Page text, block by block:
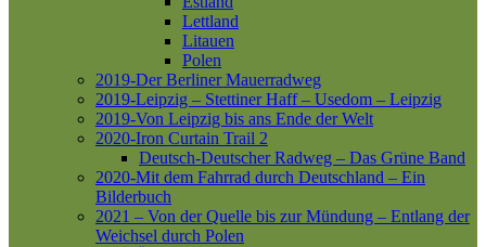
Lettland
Litauen
Polen
2019-Der Berliner Mauerradweg
2019-Leipzig – Stettiner Haff – Usedom – Leipzig
2019-Von Leipzig bis ans Ende der Welt
2020-Iron Curtain Trail 2
Deutsch-Deutscher Radweg – Das Grüne Band
2020-Mit dem Fahrrad durch Deutschland – Ein
Bilderbuch
2021 – Von der Quelle bis zur Mündung – Entlang der
Weichsel durch Polen